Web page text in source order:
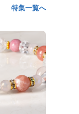
特集一覧へ